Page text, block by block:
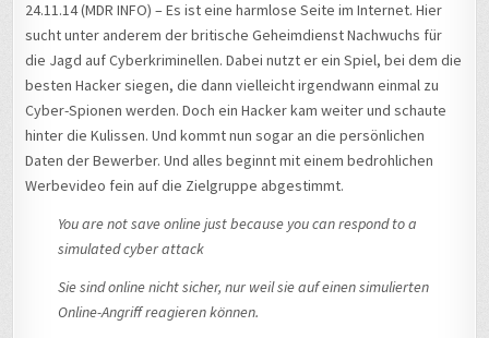
24.11.14 (MDR INFO) – Es ist eine harmlose Seite im Internet. Hier
sucht unter anderem der britische Geheimdienst Nachwuchs für
die Jagd auf Cyberkriminellen. Dabei nutzt er ein Spiel, bei dem die
besten Hacker siegen, die dann vielleicht irgendwann einmal zu
Cyber-Spionen werden. Doch ein Hacker kam weiter und schaute
hinter die Kulissen. Und kommt nun sogar an die persönlichen
Daten der Bewerber. Und alles beginnt mit einem bedrohlichen
Werbevideo fein auf die Zielgruppe abgestimmt.
You are not save online just because you can respond to a
simulated cyber attack
Sie sind online nicht sicher, nur weil sie auf einen simulierten
Online-Angriff reagieren können.